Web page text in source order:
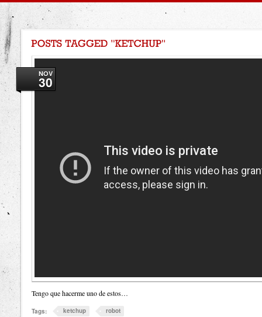
NOV
30
Tengo que hacerme uno de estos…
Tags: ketchup robot